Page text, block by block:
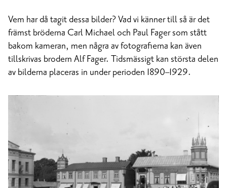
Vem har då tagit dessa bilder? Vad vi känner till så är det
främst bröderna Carl Michael och Paul Fager som stått
bakom kameran, men några av fotografierna kan även
tillskrivas brodern Alf Fager. Tidsmässigt kan största delen
av bilderna placeras in under perioden 1890–1929.